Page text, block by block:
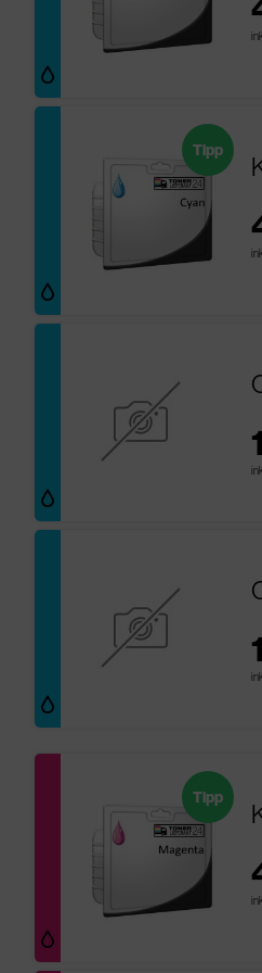
Tipp
Tipp